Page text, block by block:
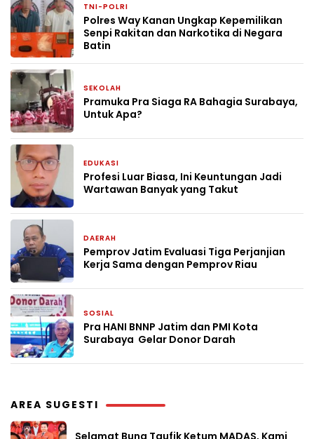
TNI-POLRI
Polres Way Kanan Ungkap Kepemilikan
Senpi Rakitan dan Narkotika di Negara
Batin
SEKOLAH
Pramuka Pra Siaga RA Bahagia Surabaya,
Untuk Apa?
EDUKASI
Profesi Luar Biasa, Ini Keuntungan Jadi
Wartawan Banyak yang Takut
DAERAH
Pemprov Jatim Evaluasi Tiga Perjanjian
Kerja Sama dengan Pemprov Riau
SOSIAL
Pra HANI BNNP Jatim dan PMI Kota
Surabaya Gelar Donor Darah
AREA SUGESTI
Selamat Bung Taufik Ketum MADAS, Kami